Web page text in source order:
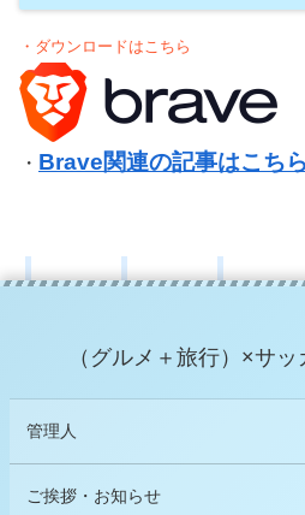
・ダウンロードはこちら
・ Brave関連の記事はこちら
（グルメ＋旅行）×サ
管理人
ご挨拶・お知らせ